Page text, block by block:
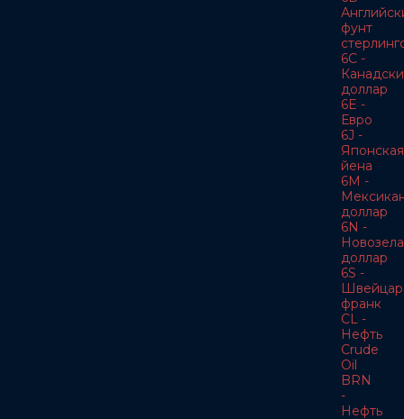
фунт
6C -
доллар
6E -
Евро
6J -
Японская
йена
6M -
доллар
6N -
доллар
6S -
франк
CL -
Нефть
Crude
Oil
BRN
-
Нефть